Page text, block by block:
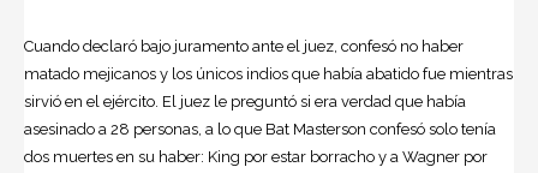
Cuando declaró bajo juramento ante el juez, confesó no haber
matado mejicanos y los únicos indios que había abatido fue mientras
sirvió en el ejército. El juez le preguntó si era verdad que había
asesinado a 28 personas, a lo que Bat Masterson confesó solo tenía
dos muertes en su haber: King por estar borracho y a Wagner por